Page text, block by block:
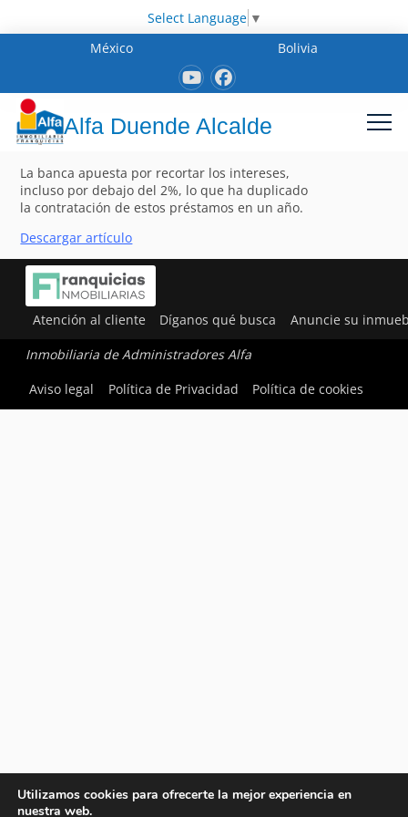
Select Language ▼
México
Bolivia
Alfa Duende Alcalde
La banca apuesta por recortar los intereses,
incluso por debajo del 2%, lo que ha duplicado
la contratación de estos préstamos en un año.
Descargar artículo
Atención al cliente Díganos qué busca Anuncie su
Inmobiliaria de Administradores Alfa
Aviso legal
Política de Privacidad Política de cookies
Utilizamos cookies para ofrecerte la mejor experiencia en
nuestra web.